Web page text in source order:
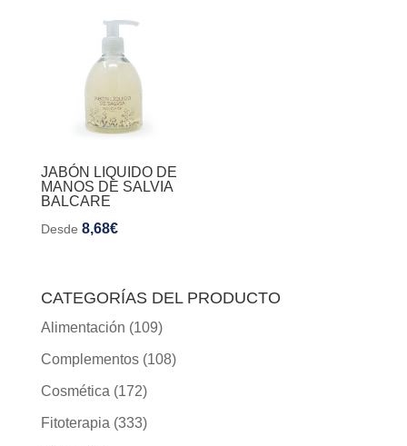
JABÓN LIQUIDO DE
MANOS DE SALVIA
BALCARE
Desde 8,68€
CATEGORÍAS DEL PRODUCTO
Alimentación (109)
Complementos (108)
Cosmética (172)
Fitoterapia (333)